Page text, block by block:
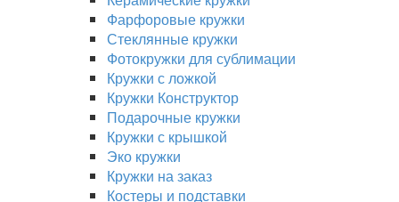
Фарфоровые кружки
Стеклянные кружки
Фотокружки для сублимации
Кружки с ложкой
Кружки Конструктор
Подарочные кружки
Кружки с крышкой
Эко кружки
Кружки на заказ
Костеры и подставки